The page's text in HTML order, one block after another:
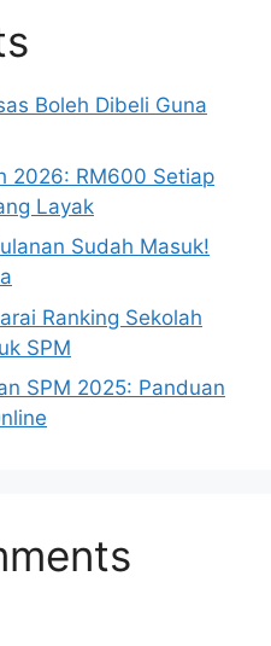
Boleh Dibeli Guna
2026: RM600 Setiap
Layak
Sudah Masuk!
Ranking Sekolah
SPM
SPM 2025: Panduan